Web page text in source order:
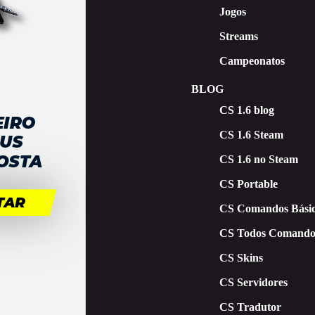
Jogos
Streams
Campeonatos
BLOG
CS 1.6 blog
CS 1.6 Steam
CS 1.6 no Steam
CS Portable
CS Comandos
CS Todos
CS Skins
CS Servidores
CS Tradutor